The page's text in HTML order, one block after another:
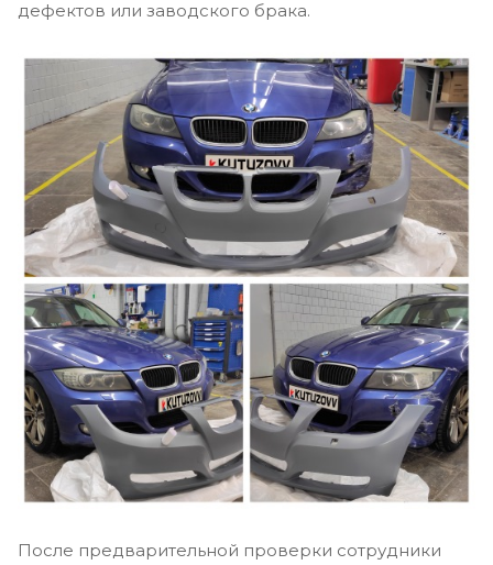
дефектов или заводского брака.
После предварительной проверки сотрудники